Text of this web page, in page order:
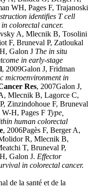
WH, Pages F, Trajanoski
identifies T cell
colorectal cancer.
A, Mlecnik B, Tosolini
F, Bruneval P, Zatloukal
Galon J The in situ
in early-stage
, 2009Galon J, Fridman
microenvironment in
Res, 2007Galon J,
Mlecnik B, Lagorce C,
Zinzindohoue F, Bruneval
H, Pages F Type,
human colorectal
, 2006Pagès F, Berger A,
R, Mlecnik B,
T, Bruneval P,
Galon J. Effector
in colorectal cancer.
de la santé et de la